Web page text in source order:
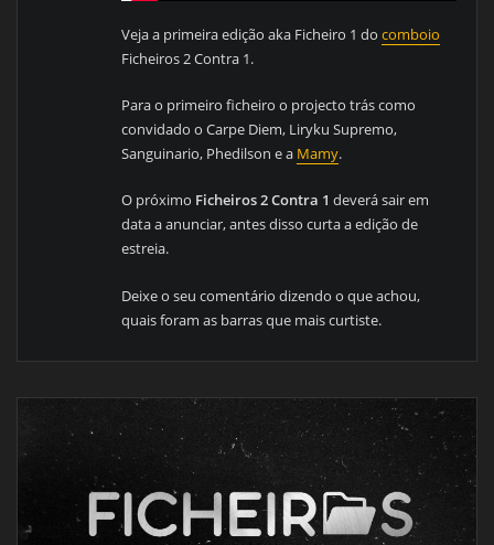
Veja a primeira edição aka Ficheiro 1 docomboio
Ficheiros 2 Contra 1.
Para o primeiro ficheiro o projecto trás como
convidado o Carpe Diem, Liryku Supremo,
Sanguinario, Phedilson e a Mamy.
O próximo Ficheiros 2 Contra 1 deverá sair em
data a anunciar, antes disso curta a edição de
estreia.
Deixe o seu comentário dizendo o que achou,
quais foram as barras que mais curtiste.